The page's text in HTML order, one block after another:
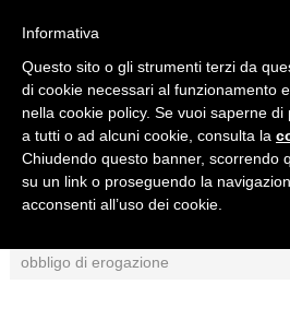
Ricerca in:
Sezione corrente
Tutto il sito
obbligo di erogazione
Informativa
Questo sito o gli strumenti terzi da
di cookie necessari al funzionamento
nella cookie policy. Se vuoi saperne
a tutti o ad alcuni cookie, consulta la
Chiudendo questo banner, scorrendo
su un link o proseguendo la
acconsenti all’uso dei cookie.